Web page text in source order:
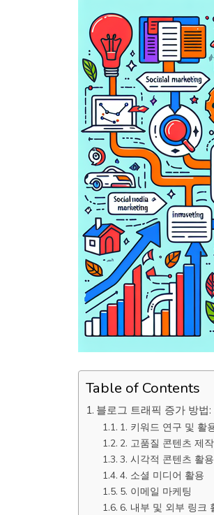
Table of Contents
블로그 트래픽 증가 방법
1. 키워드 연구 및 활
2. 고품질 콘텐츠 제작
3. 시각적 콘텐츠 활용
4. 소셜 미디어 활용
5. 이메일 마케팅
6. 내부 및 외부 링크